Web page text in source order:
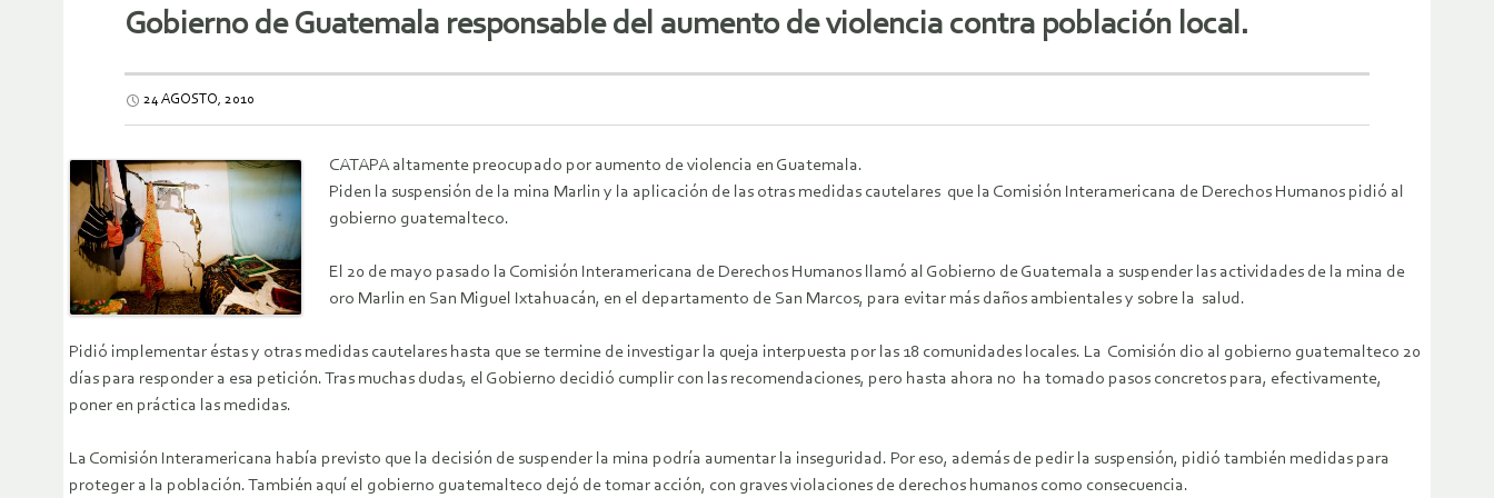
Gobierno de Guatemala responsable del aumento de violencia contra población local.
24 AGOSTO, 2010
CATAPA altamente preocupado por aumento de violencia en Guatemala.
Piden la suspensión de la mina Marlin y la aplicación de las otras medidas cautelares que la Comisión Interamericana de Derechos Humanos pidió al
gobierno guatemalteco.
El 20 de mayo pasado la Comisión Interamericana de Derechos Humanos llamó al Gobierno de Guatemala a suspender las actividades de la mina de
oro Marlin en San Miguel Ixtahuacán, en el departamento de San Marcos, para evitar más daños ambientales y sobre la salud.
Pidió implementar éstas y otras medidas cautelares hasta que se termine de investigar la queja interpuesta por las 18 comunidades locales. La Comisión dio al gobierno guatemalteco 20
días para responder a esa petición. Tras muchas dudas, el Gobierno decidió cumplir con las recomendaciones, pero hasta ahora no ha tomado pasos concretos para, efectivamente,
poner en práctica las medidas.
La Comisión Interamericana había previsto que la decisión de suspender la mina podría aumentar la inseguridad. Por eso, además de pedir la suspensión, pidió también medidas para
proteger a la población. También aquí el gobierno guatemalteco dejó de tomar acción, con graves violaciones de derechos humanos como consecuencia.